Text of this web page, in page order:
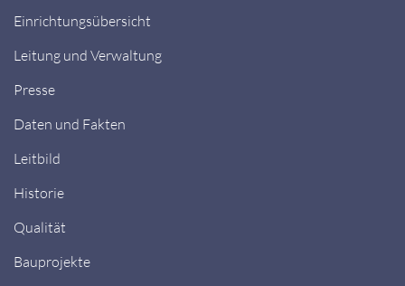
Einrichtungsübersicht
Leitung und Verwaltung
Presse
Daten und Fakten
Leitbild
Historie
Qualität
Bauprojekte